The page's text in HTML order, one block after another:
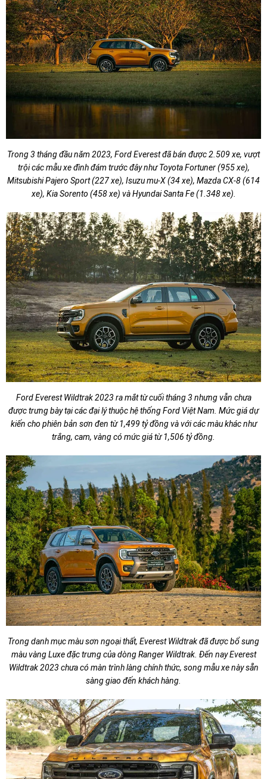
Trong 3 tháng đầu năm 2023, Ford Everest đã bán được 2.509 xe, vượt
trội các mẫu xe đình đám trước đây như Toyota Fortuner (955 xe),
Mitsubishi Pajero Sport (227 xe), Isuzu mu-X (34 xe), Mazda CX-8 (614
xe), Kia Sorento (458 xe) và Hyundai Santa Fe (1.348 xe).
Ford Everest Wildtrak 2023 ra mắt từ cuối tháng 3 nhưng vẫn chưa
được trưng bày tại các đại lý thuộc hệ thống Ford Việt Nam. Mức giá dự
kiến cho phiên bản sơn đen từ 1,499 tỷ đồng và với các màu khác như
trắng, cam, vàng có mức giá từ 1,506 tỷ đồng.
Trong danh mục màu sơn ngoại thất, Everest Wildtrak đã được bổ sung
màu vàng Luxe đặc trưng của dòng Ranger Wildtrak. Đến nay Everest
Wildtrak 2023 chưa có màn trình làng chính thức, song mẫu xe này sẵn
sàng giao đến khách hàng.